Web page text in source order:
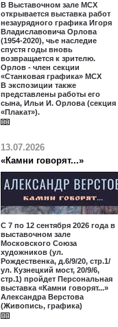
В Выставочном зале МСХ
открывается выставка работ
незаурядного графика Игоря
Владиславовича Орлова
(1954-2020), чье наследие
спустя годы вновь
возвращается к зрителю.
Орлов - член секции
«Станковая графика» МСХ
В экспозиции также
представлены работы его
сына, Ильи И. Орлова (секция
«Плакат»).
13.07.2026
«Камни говорят...»
С 7 по 12 сентября 2026 года в
выставочном зале
Московского Союза
художников (ул.
Рождественка, д.6/9/20, стр.1/
ул. Кузнецкий мост, 20/9/6,
стр.1) пройдет Персональная
выставка «Камни говорят...»
Александра Верстова
(Живопись, графика)